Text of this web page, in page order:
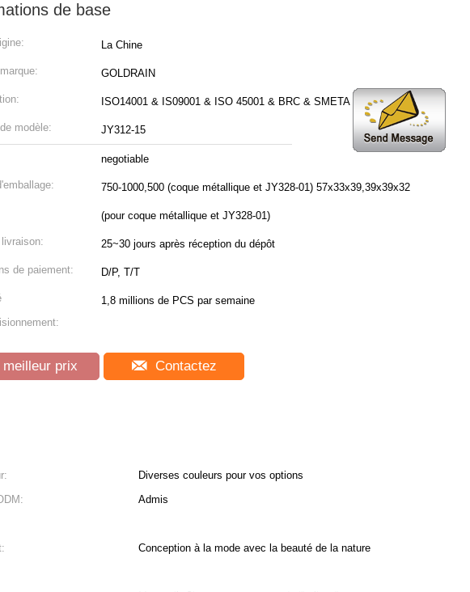
de base
La Chine
GOLDRAIN
ISO14001 & IS09001 & ISO 45001 & BRC & SMETA 6.1
modèle: JY312-15
negotiable
750-1000,500 (coque métallique et JY328-01) 57x33x39,39x39x32
(pour coque métallique et JY328-01)
25~30 jours après réception du dépôt
de paiement: D/P, T/T
1,8 millions de PCS par semaine
meilleur prix Contactez
Diverses couleurs pour vos options
Admis
Conception à la mode avec la beauté de la nature